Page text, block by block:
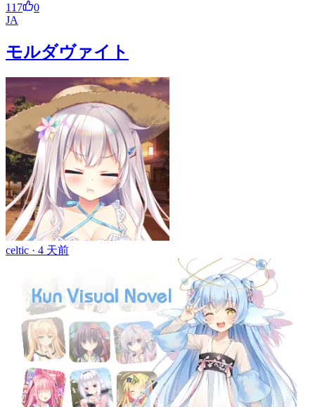
117
0
JA
モルダヴァイト
celtic · 4 天前